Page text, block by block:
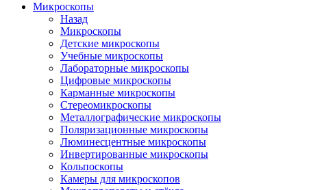
Микроскопы
Назад
Микроскопы
Детские микроскопы
Учебные микроскопы
Лабораторные микроскопы
Цифровые микроскопы
Карманные микроскопы
Стереомикроскопы
Металлографические микроскопы
Поляризационные микроскопы
Люминесцентные микроскопы
Инвертированные микроскопы
Кольпоскопы
Камеры для микроскопов